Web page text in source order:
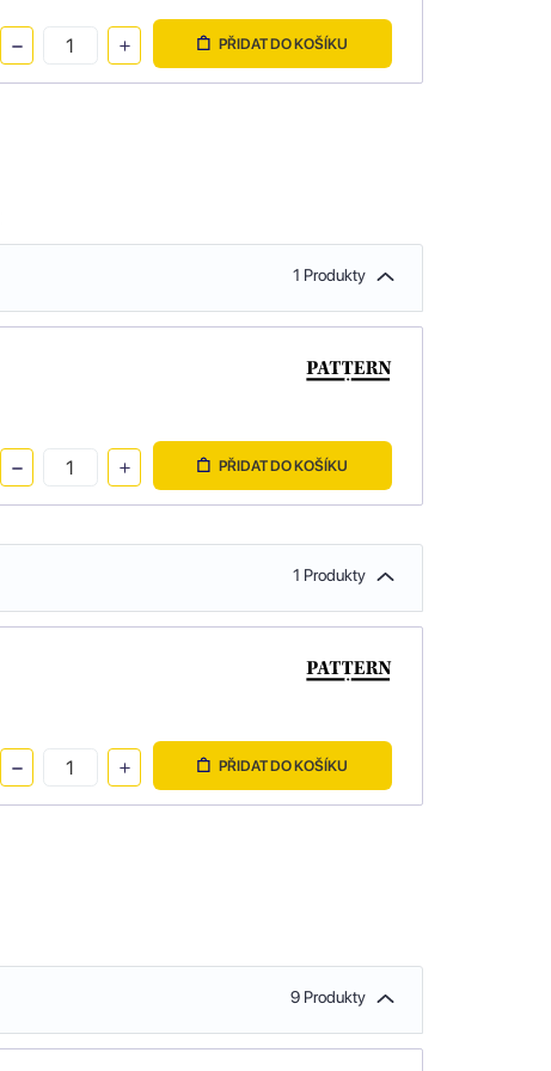
PŘIDAT DO KOŠÍKU
1 Produkty
PŘIDAT DO KOŠÍKU
1 Produkty
PŘIDAT DO KOŠÍKU
9 Produkty